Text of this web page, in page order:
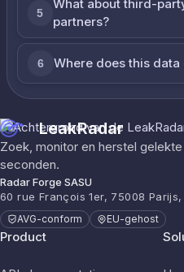
5
What about third-
partners?
6 Where does this
LeakRadar
Zoek, monitor en herstel
seconden.
Radar Forge SASU
60 rue François 1er, 75008
AVG-conform EU-gehost
Product